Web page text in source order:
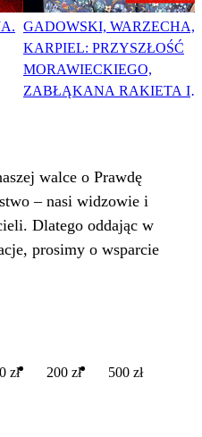
GADOWSKI, WARZECHA,
KARPIEL: PRZYSZŁOŚĆ
MORAWIECKIEGO,
ZABŁĄKANA RAKIETA I
walce o Prawdę
– nasi widzowie i
Dlatego oddając w
prosimy o wsparcie
zł 200 zł 500 zł